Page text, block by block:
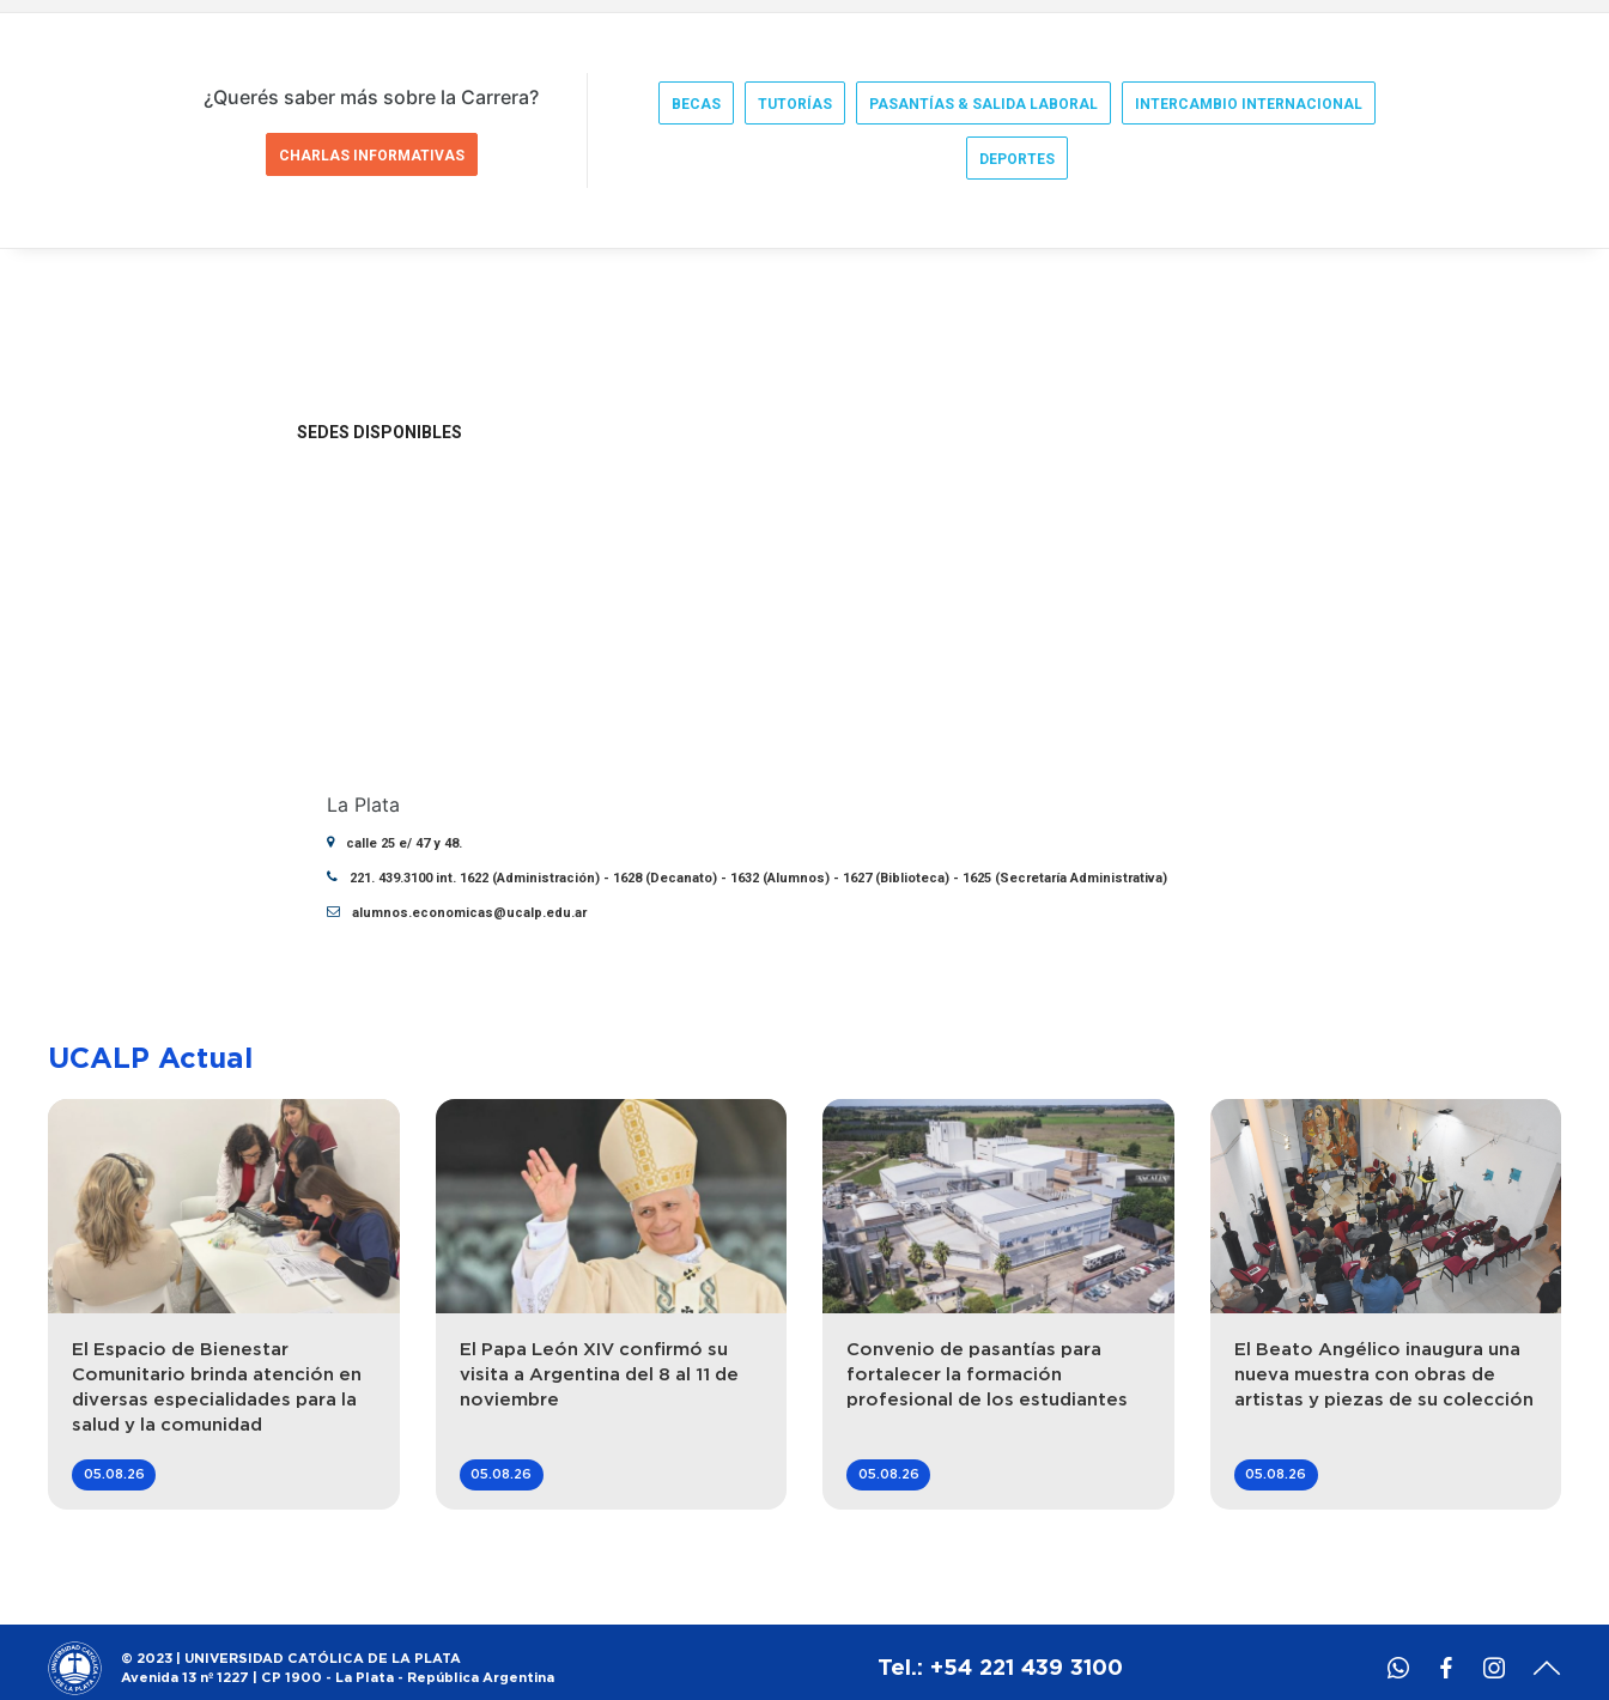
¿Querés saber más sobre la Carrera?
CHARLAS INFORMATIVAS
BECAS TUTORÍAS PASANTÍAS & SALIDA LABORAL INTERCAMBIO INTERNACIONAL
DEPORTES
SEDES DISPONIBLES
La Plata
calle 25 e/ 47 y 48.
221. 439.3100 int. 1622 (Administración) - 1628 (Decanato) - 1632 (Alumnos) - 1627 (Biblioteca) - 1625 (Secretaría Administrativa)
alumnos.economicas@ucalp.edu.ar
UCALP Actual
El Espacio de Bienestar
Comunitario brinda atención en
diversas especialidades para la
salud y la comunidad
05.08.26
El Papa León XIV confirmó su
visita a Argentina del 8 al 11 de
noviembre
05.08.26
Convenio de pasantías para
fortalecer la formación
profesional de los estudiantes
05.08.26
El Beato Angélico inaugura una
nueva muestra con obras de
artistas y piezas de su colección
05.08.26
© 2023 | UNIVERSIDAD CATÓLICA DE LA PLATA
Avenida 13 nº 1227 | CP 1900 - La Plata - República Argentina
Tel.: +54 221 439 3100